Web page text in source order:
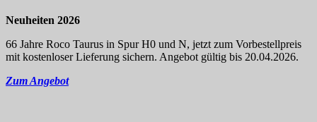
Neuheiten 2026
66 Jahre Roco Taurus in Spur H0 und N, jetzt zum Vorbestellpreis
mit kostenloser Lieferung sichern. Angebot gültig bis 20.04.2026.
Zum Angebot